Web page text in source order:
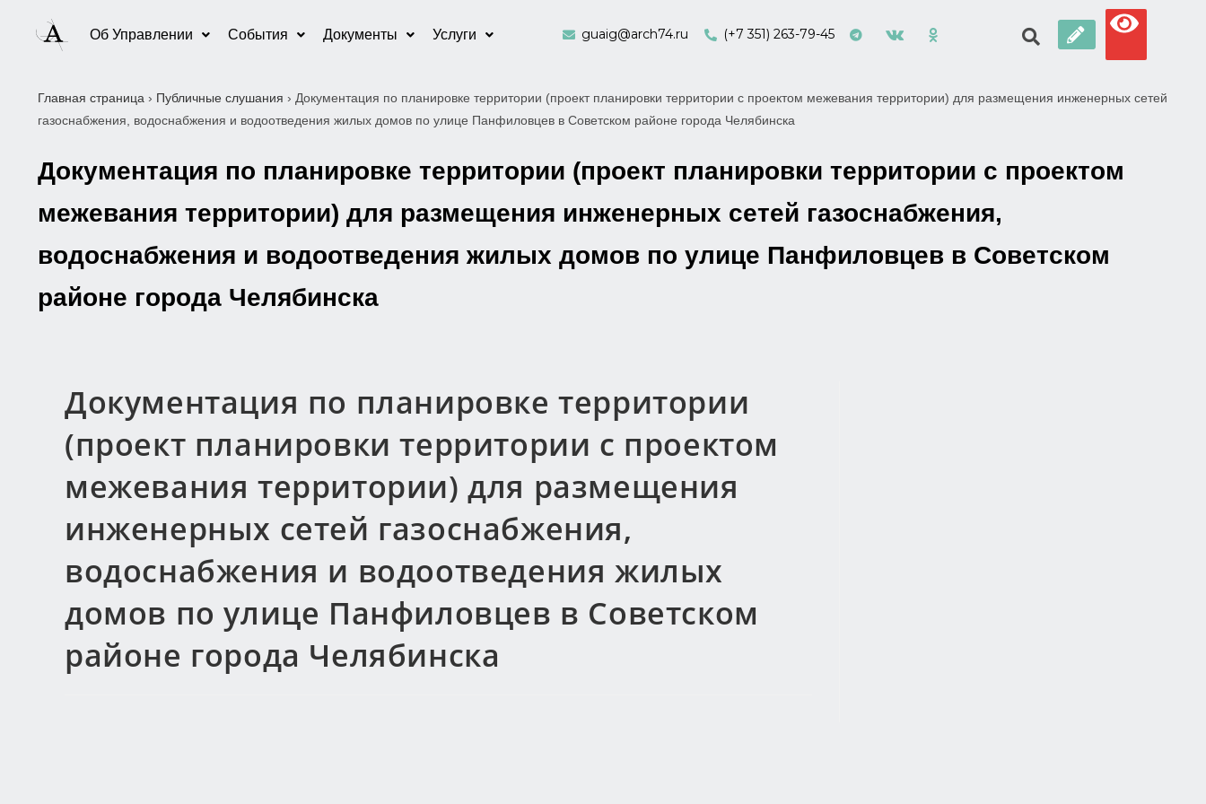
Об Управлении События Документы Услуги guaig@arch74.ru (+7 351) 263-79-45
Главная страница › Публичные слушания › Документация по планировке территории (проект планировки территории с проектом межевания территории) для размещения инженерных сетей
газоснабжения, водоснабжения и водоотведения жилых домов по улице Панфиловцев в Советском районе города Челябинска
Документация по планировке территории (проект планировки территории с проектом
межевания территории) для размещения инженерных сетей газоснабжения,
водоснабжения и водоотведения жилых домов по улице Панфиловцев в Советском
районе города Челябинска
Документация по планировке территории
(проект планировки территории с проектом
межевания территории) для размещения
инженерных сетей газоснабжения,
водоснабжения и водоотведения жилых
домов по улице Панфиловцев в Советском
районе города Челябинска